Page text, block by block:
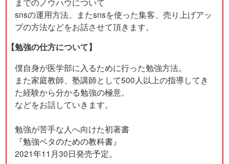
snsの運用方法、またsnsを使った集客、売り上げアッ
プの方法などをお話させて頂きます。
【勉強の仕方について】
僕自身が医学部に入るために行った勉強方法。
また家庭教師、塾講師として500人以上の指導してき
た経験から分かる勉強の極意。
などをお話していきます。
勉強が苦手な人へ向けた初著書
『勉強ベタのための教科書』
2021年11月30日発売予定。